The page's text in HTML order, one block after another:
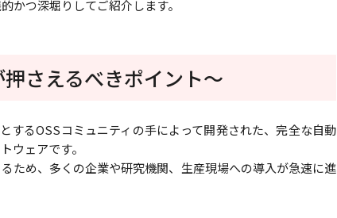
かつ深堀りしてご紹介します。
さえるべきポイント～
るOSSコミュニティの手によって開発された、完全な自動
ウェアです。
ため、多くの企業や研究機関、生産現場への導入が急速に進